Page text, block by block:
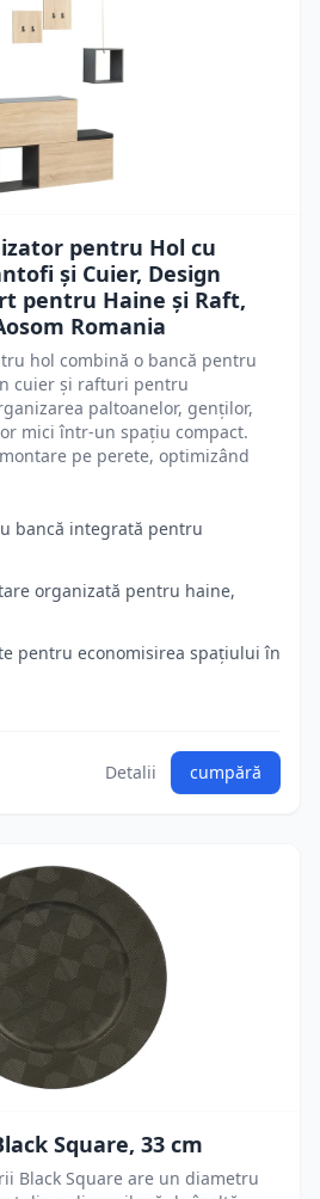
pentru Hol cu
și Cuier, Design
pentru Haine și Raft,
Romania
hol combină o bancă pentru
cuier și rafturi pentru
paltoanelor, genților,
mici într-un spațiu compact.
pe perete, optimizând
bancă integrată pentru
organizată pentru haine,
pentru economisirea spațiului în
Detalii cumpără
Square, 33 cm
Black Square are un diametru